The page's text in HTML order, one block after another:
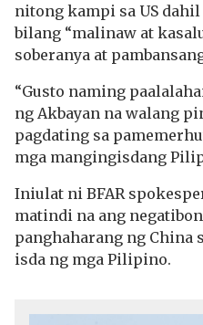
nitong kampi sa US
bilang “malinaw at
soberanya at
“Gusto naming
ng Akbayan na walang
pagdating sa
mga mangingisdang
Iniulat ni BFAR
matindi na ang
panghaharang ng China
isda ng mga Pilipino.